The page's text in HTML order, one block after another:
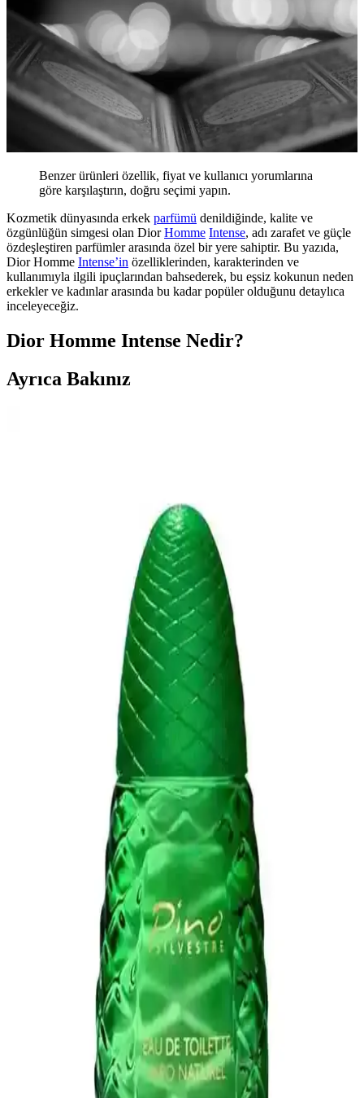
Benzer ürünleri özellik, fiyat ve kullanıcı yorumlarına
göre karşılaştırın, doğru seçimi yapın.
Kozmetik dünyasında erkek parfümü denildiğinde, kalite ve
özgünlüğün simgesi olan DiorHomme Intense, adı zarafet ve güçle
özdeşleştiren parfümler arasında özel bir yere sahiptir. Bu yazıda,
Dior Homme Intense’in özelliklerinden, karakterinden ve
kullanımıyla ilgili ipuçlarından bahsederek, bu eşsiz kokunun neden
erkekler ve kadınlar arasında bu kadar popüler olduğunu detaylıca
inceleyeceğiz.
Dior Homme Intense Nedir?
Ayrıca Bakınız
erkeklerin tarzını tamamlayan çok yönlü bir koku seçeneği sunar.
Erkek Parfümlerinde Güç ve Çekiciliği Yansıtan
Doğru Parfüm Seçimi Rehberi
Erkek parfümlerinde güç ve çekiciliği yansıtan odunsu ve baharatlı
notalar, kalıcılık ve tarzınıza uygun seçimler ile kendinizi daha
özgüvenli hissetmenizi sağlar.
Erkekler İçin Kalıcı ve Baharatlı Parfüm Seçenekleri
ve Kullanım İpuçları
Kalıcı ve baharatlı erkek parfümleri, yoğun ve etkili yapılarıyla gün
boyu kalıcılık sağlar. Baharat notalarıyla zenginleşen bu parfümler,
sofistike ve maskülen bir izlenim bırakır.
Odunsu Erkek Parfümleri: Maskülenlik ve Derinlik
Arayanlar İçin Kapsamlı Rehber
Odunsu erkek parfümleri, maskülenlik ve derinlik arayanlar için
kalıcılığı ve etkileyici yapısıyla öne çıkar. Günlük ve özel
kullanımlar için ideal olan bu kokular, tarzınızı güçlendirmeye
Erkekler İçin Kaliteli Parfüm Seçenekleri ve
Kullanım İpuçları
Kaliteli erkek parfümleri, özgün notalar ve kalıcılıklarıyla kişisel
bakımda önemli rol oynar. Marka ve kullanım alanına göre doğru
seçim, özgüven ve izlenim güçlendirir.
Erkekler İçin Çekiciliği Artıran Parfüm Alternatifleri
ve Seçim İpuçları
Erkekler için afrodizyak etkili parfümler, kişisel çekiciliği artırır,
özgüveni güçlendirir ve duygusal bağları kuvvetlendirir. Doğru
parfüm seçimiyle tarzınıza uygun etkileyici kokulara ulaşabilirsiniz.